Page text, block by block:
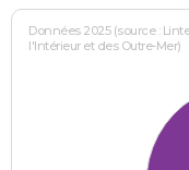
Données 2025 (source :
l'Intérieur et des Outre-Mer)